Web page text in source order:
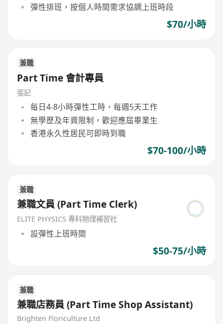
彈性排班，按個人時間需求協調上班時段
$70/小時
兼職
Part Time 會計專員
張記
每日4-8小時彈性工時，每週5天工作
無學歷及年資限制，歡迎應屆畢業生
香港永久性居民可即時到職
$70-100/小時
兼職
兼職文員 (Part Time Clerk)
ELITE PHYSICS 專科物理補習社
設彈性上班時間
$50-75/小時
兼職
兼職店務員 (Part Time Shop Assistant)
Brighten Floriculture Ltd